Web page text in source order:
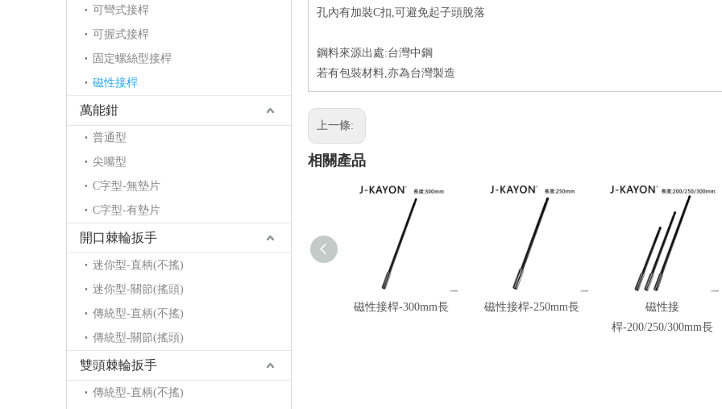
可彎式接桿
可握式接桿
固定螺絲型接桿
磁性接桿
萬能鉗
普通型
尖嘴型
C字型-無墊片
C字型-有墊片
開口棘輪扳手
迷你型-直柄(不搖)
迷你型-關節(搖頭)
傳統型-直柄(不搖)
傳統型-關節(搖頭)
雙頭棘輪扳手
傳統型-直柄(不搖)
孔內有加裝C扣,可避免起子頭脫落
鋼料來源出處:台灣中鋼
若有包裝材料,亦為台灣製造
上一條:
相關產品
磁性接桿-300mm長 磁性接桿-250mm長
磁性接
桿-200/250/300mm長